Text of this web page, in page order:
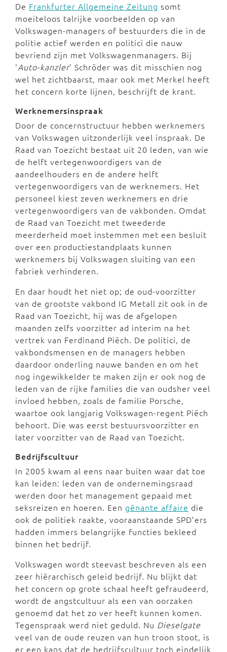
De Frankfurter Allgemeine Zeitung somt
moeiteloos talrijke voorbeelden op van
Volkswagen-managers of bestuurders die in de
politie actief werden en politici die nauw
bevriend zijn met Volkswagenmanagers. Bij
'Auto-kanzler' Schröder was dit misschien nog
wel het zichtbaarst, maar ook met Merkel heeft
het concern korte lijnen, beschrijft de krant.
Werknemersinspraak
Door de concernstructuur hebben werknemers
van Volkswagen uitzonderlijk veel inspraak. De
Raad van Toezicht bestaat uit 20 leden, van wie
de helft vertegenwoordigers van de
aandeelhouders en de andere helft
vertegenwoordigers van de werknemers. Het
personeel kiest zeven werknemers en drie
vertegenwoordigers van de vakbonden. Omdat
de Raad van Toezicht met tweederde
meerderheid moet instemmen met een besluit
over een productiestandplaats kunnen
werknemers bij Volkswagen sluiting van een
fabriek verhinderen.
En daar houdt het niet op; de oud-voorzitter
van de grootste vakbond IG Metall zit ook in de
Raad van Toezicht, hij was de afgelopen
maanden zelfs voorzitter ad interim na het
vertrek van Ferdinand Piëch. De politici, de
vakbondsmensen en de managers hebben
daardoor onderling nauwe banden en om het
nog ingewikkelder te maken zijn er ook nog de
leden van de rijke families die van oudsher veel
invloed hebben, zoals de familie Porsche,
waartoe ook langjarig Volkswagen-regent Piëch
behoort. Die was eerst bestuursvoorzitter en
later voorzitter van de Raad van Toezicht.
Bedrijfscultuur
In 2005 kwam al eens naar buiten waar dat toe
kan leiden: leden van de ondernemingsraad
werden door het management gepaaid met
seksreizen en hoeren. Een gênante affaire die
ook de politiek raakte, vooraanstaande SPD’ers
hadden immers belangrijke functies bekleed
binnen het bedrijf.
Volkswagen wordt steevast beschreven als een
zeer hiërarchisch geleid bedrijf. Nu blijkt dat
het concern op grote schaal heeft gefraudeerd,
wordt de angstcultuur als een van oorzaken
genoemd dat het zo ver heeft kunnen komen.
Tegenspraak werd niet geduld. Nu Dieselgate
veel van de oude reuzen van hun troon stoot, is
er een kans dat de bedrijfscultuur toch eindelijk